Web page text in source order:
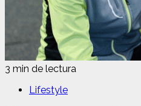
3 min de lectura
Lifestyle